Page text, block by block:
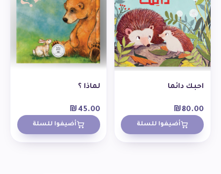
احبك دائما
₪80.00
أضيفوا للسلة
لماذا ؟
₪ 45.00
أضيفوا للسلة